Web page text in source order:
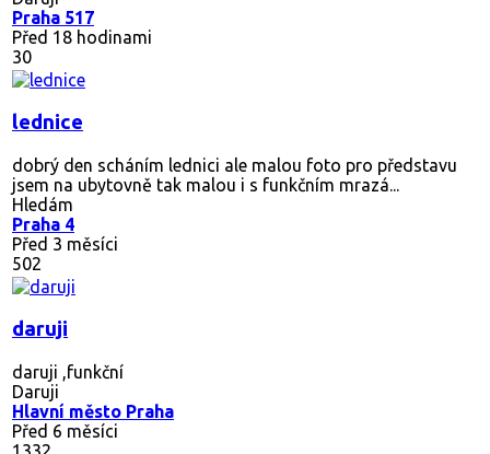
Praha 517
Před 18 hodinami
30
lednice
dobrý den scháním lednici ale malou foto pro představu
jsem na ubytovně tak malou i s funkčním mrazá...
Hledám
Praha 4
Před 3 měsíci
502
daruji
daruji ,funkční
Daruji
Hlavní město Praha
Před 6 měsíci